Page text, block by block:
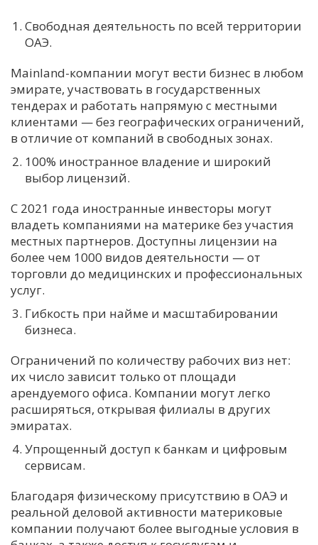
Свободная деятельность по всей территории
ОАЭ.
Mainland-компании могут вести бизнес в любом
эмирате, участвовать в государственных
тендерах и работать напрямую с местными
клиентами — без географических ограничений,
в отличие от компаний в свободных зонах.
100% иностранное владение и широкий
выбор лицензий.
С 2021 года иностранные инвесторы могут
владеть компаниями на материке без участия
местных партнеров. Доступны лицензии на
более чем 1000 видов деятельности — от
торговли до медицинских и профессиональных
услуг.
Гибкость при найме и масштабировании
бизнеса.
Ограничений по количеству рабочих виз нет:
их число зависит только от площади
арендуемого офиса. Компании могут легко
расширяться, открывая филиалы в других
эмиратах.
Упрощенный доступ к банкам и цифровым
сервисам.
Благодаря физическому присутствию в ОАЭ и
реальной деловой активности материковые
компании получают более выгодные условия в